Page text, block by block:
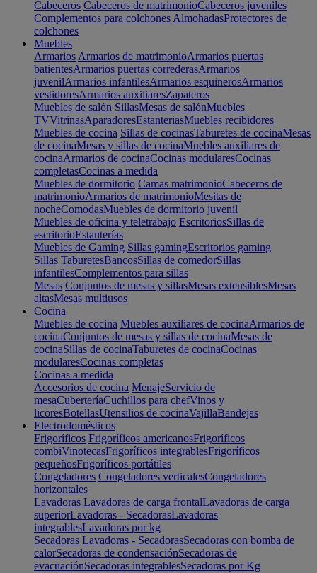
Cabeceros Cabeceros de matrimonioCabeceros juveniles
Complementos para colchones AlmohadasProtectores de
colchones
Muebles
Armarios Armarios de matrimonioArmarios puertas
batientesArmarios puertas correderasArmarios
juvenilArmarios infantilesArmarios esquinerosArmarios
vestidoresArmarios auxiliaresZapateros
Muebles de salón SillasMesas de salónMuebles
TVVitrinasAparadoresEstanteriasMuebles recibidores
Muebles de cocina Sillas de cocinasTaburetes de cocinaMesas
de cocinaMesas y sillas de cocinaMuebles auxiliares de
cocinaArmarios de cocinaCocinas modularesCocinas
completasCocinas a medida
Muebles de dormitorio Camas matrimonioCabeceros de
matrimonioArmarios de matrimonioMesitas de
nocheComodasMuebles de dormitorio juvenil
Muebles de oficina y teletrabajo EscritoriosSillas de
escritorioEstanterías
Muebles de Gaming Sillas gamingEscritorios gaming
Sillas TaburetesBancosSillas de comedorSillas
infantilesComplementos para sillas
Mesas Conjuntos de mesas y sillasMesas extensiblesMesas
altasMesas multiusos
Cocina
Muebles de cocina Muebles auxiliares de cocinaArmarios de
cocinaConjuntos de mesas y sillas de cocinaMesas de
cocinaSillas de cocinaTaburetes de cocinaCocinas
modularesCocinas completas
Cocinas a medida
Accesorios de cocina MenajeServicio de
mesaCuberteríaCuchillos para chefVinos y
licoresBotellasUtensilios de cocinaVajillaBandejas
Electrodomésticos
Frigoríficos Frigoríficos americanosFrigoríficos
combiVinotecasFrigoríficos integrablesFrigoríficos
pequeñosFrigoríficos portátiles
Congeladores Congeladores verticalesCongeladores
horizontales
Lavadoras Lavadoras de carga frontalLavadoras de carga
superiorLavadoras - SecadorasLavadoras
integrablesLavadoras por kg
Secadoras Lavadoras - SecadorasSecadoras con bomba de
calorSecadoras de condensaciónSecadoras de
evacuaciónSecadoras integrablesSecadoras por Kg